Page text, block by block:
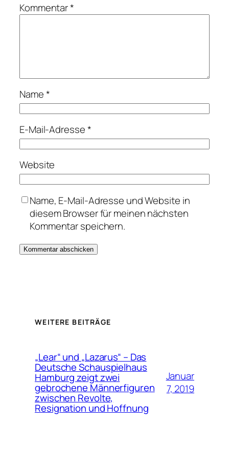
Kommentar*
Name*
E-Mail-Adresse*
Website
Name, E-Mail-Adresse und Website in
diesem Browser für meinen nächsten
Kommentar speichern.
WEITERE BEITRÄGE
„Lear“ und „Lazarus“ – Das
Deutsche Schauspielhaus
Hamburg zeigt zwei
gebrochene Männerfiguren
zwischen Revolte,
Resignation und Hoffnung
Januar
7, 2019